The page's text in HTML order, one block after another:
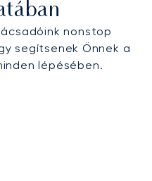
nonstop
segítsenek Önnek a
lépésében.